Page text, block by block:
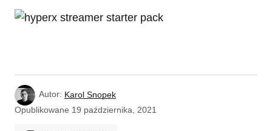
Autor: Karol Snopek
Opublikowane 19 października, 2021